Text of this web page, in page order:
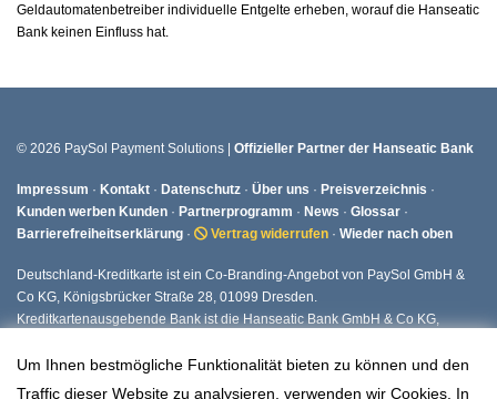
Um Ihnen bestmögliche Funktionalität bieten zu können und den
Traffic dieser Website zu analysieren, verwenden wir Cookies. In
Geldautomatenbetreiber individuelle Entgelte erheben, worauf die Hanseatic
Bank keinen Einfluss hat.
© 2026 PaySol Payment Solutions | Offizieller Partner der Hanseatic Bank
Impressum · Kontakt · Datenschutz · Über uns · Preisverzeichnis ·
Kunden werben Kunden · Partnerprogramm · News · Glossar ·
Barrierefreiheitserklärung · Vertrag widerrufen · Wieder nach oben
Deutschland-Kreditkarte ist ein Co-Branding-Angebot von PaySol GmbH &
Co KG, Königsbrücker Straße 28, 01099 Dresden.
Kreditkartenausgebende Bank ist die Hanseatic Bank GmbH & Co KG,